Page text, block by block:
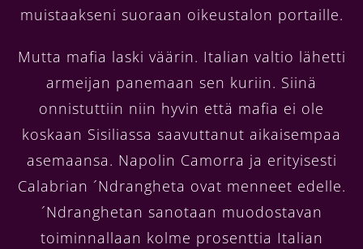
muistaakseni suoraan oikeustalon portaille.
Mutta mafia laski väärin. Italian valtio lähetti
armeijan panemaan sen kuriin. Siinä
onnistuttiin niin hyvin että mafia ei ole
koskaan Sisiliassa saavuttanut aikaisempaa
asemaansa. Napolin Camorra ja erityisesti
Calabrian ´Ndrangheta ovat menneet edelle.
´Ndranghetan sanotaan muodostavan
toiminnallaan kolme prosenttia Italian